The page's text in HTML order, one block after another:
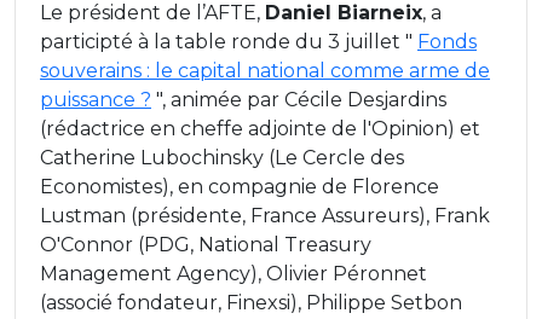
Le président de l’AFTE, Daniel Biarneix, a
participté à la table ronde du 3 juillet " Fonds
souverains : le capital national comme arme de
puissance ? ", animée par Cécile Desjardins
(rédactrice en cheffe adjointe de l'Opinion) et
Catherine Lubochinsky (Le Cercle des
Economistes), en compagnie de Florence
Lustman (présidente, France Assureurs), Frank
O'Connor (PDG, National Treasury
Management Agency), Olivier Péronnet
(associé fondateur, Finexsi), Philippe Setbon